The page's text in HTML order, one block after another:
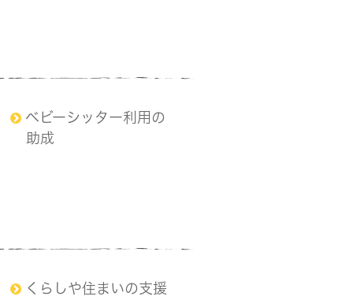
ベビーシッター利用の
助成
くらしや住まいの支援